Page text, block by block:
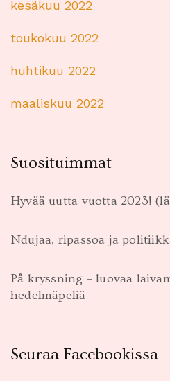
kesäkuu 2022
toukokuu 2022
huhtikuu 2022
maaliskuu 2022
Suosituimmat
Hyvää uutta vuotta 2023!
Ndujaa, ripassoa ja
På kryssning – luovaa
hedelmäpeliä
Seuraa Facebookissa